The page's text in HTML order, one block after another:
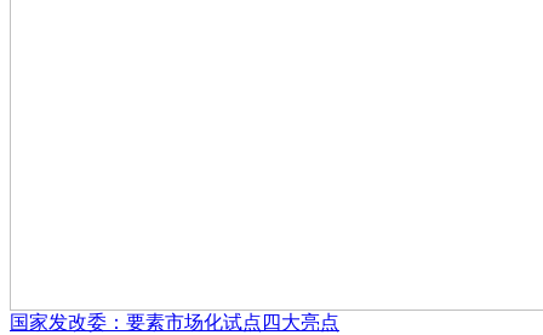
国家发改委：要素市场化试点四大亮点